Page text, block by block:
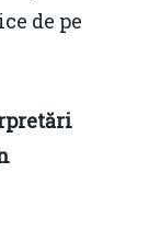
de pe